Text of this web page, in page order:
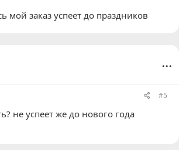
мой заказ успеет до праздников
...
#5
не успеет же до нового года